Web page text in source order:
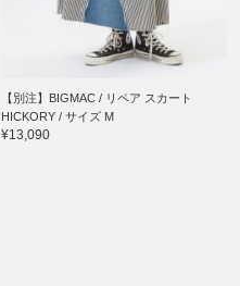
【別注】BIGMAC / リペア スカート
HICKORY / サイズ M
¥13,090